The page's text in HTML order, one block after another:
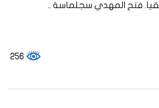
فتح المهدي سجلماسة ..